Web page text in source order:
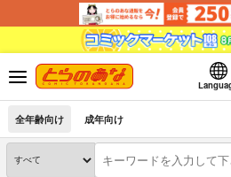
全年齢向け 成年向け